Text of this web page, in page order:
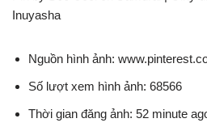
Inuyasha
Nguồn hình ảnh:
Số lượt xem hình ảnh: 68566
Thời gian đăng ảnh: 52 minute